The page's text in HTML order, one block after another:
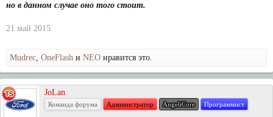
но в данном случае оно того стоит.
21 май 2015
Мudreс, OneFlash и NEO нравится это.
JoLan
Команда форума Администратор AngeliCore Программист